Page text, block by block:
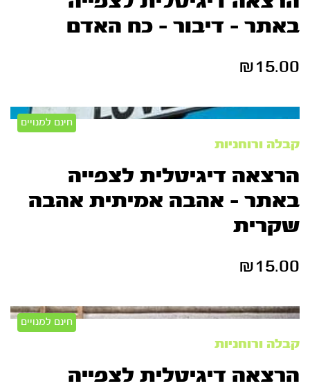
באתר – דיבור – כח האדם
₪15.00
חינם למנויים
קבלה ורוחניות
הרצאה דיגיטלית לצפייה
באתר – אהבה אמיתית אהבה
שקרית
₪15.00
חינם למנויים
קבלה ורוחניות
הרצאה דיגיטלית לצפייה